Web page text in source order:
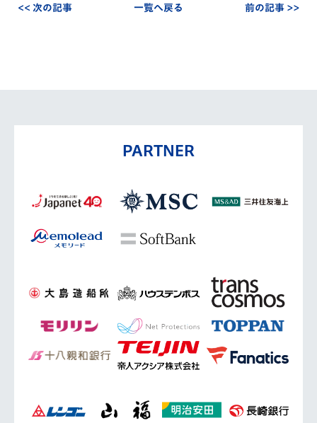
<< 次の記事 一覧へ戻る 前の記事 >>
PARTNER